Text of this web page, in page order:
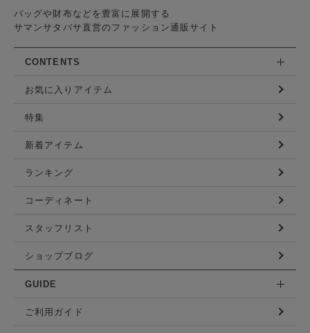
バッグや財布などを豊富に展開する
サマンサタバサ直営のファッション通販サイト
CONTENTS
お気に入りアイテム
特集
新着アイテム
ランキング
コーディネート
スタッフリスト
ショップブログ
GUIDE
ご利用ガイド